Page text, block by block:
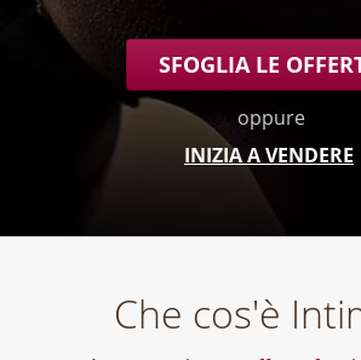
SFOGLIA LE
oppure
INIZIA A VENDERE
Che cos'è